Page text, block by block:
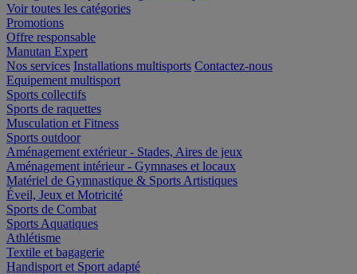
Voir toutes les catégories
Promotions
Offre responsable
Manutan Expert
Nos services Installations multisports Contactez-nous
Equipement multisport
Sports collectifs
Sports de raquettes
Musculation et Fitness
Sports outdoor
Aménagement extérieur - Stades, Aires de jeux
Aménagement intérieur - Gymnases et locaux
Matériel de Gymnastique & Sports Artistiques
Éveil, Jeux et Motricité
Sports de Combat
Sports Aquatiques
Athlétisme
Textile et bagagerie
Handisport et Sport adapté